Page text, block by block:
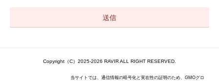
Copyright（C）2025-2026 RAVIR ALL RIGHT RESERVED.
当サイトでは、通信情報の暗号化と実在性の証明のため、GMOグロ